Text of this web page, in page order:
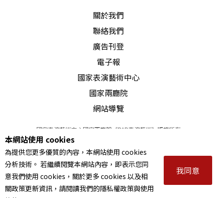
關於我們
聯絡我們
廣告刊登
電子報
國家表演藝術中心
國家兩廳院
網站導覽
國家表演藝術中心國家兩廳院《PAR表演藝術》版權所有
© 2022Performing arts redefined. All Rights Reserved
統一編號 Tax Id number 00973926
本站所提供相關演出資訊，如有異動應以主辦單位公告為準。
服務條款｜隱私權聲明｜著作權聲明
本網站使用 cookies
為提供您更多優質的內容，本網站使用 cookies
分析技術。 若繼續閱覽本網站內容，即表示您同
意我們使用 cookies，關於更多 cookies 以及相
關政策更新資訊，請閱讀我們的隱私權政策與使用
我同意